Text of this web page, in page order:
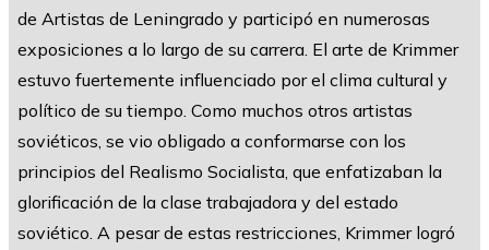
de Artistas de Leningrado y participó en numerosas
exposiciones a lo largo de su carrera. El arte de Krimmer
estuvo fuertemente influenciado por el clima cultural y
político de su tiempo. Como muchos otros artistas
soviéticos, se vio obligado a conformarse con los
principios del Realismo Socialista, que enfatizaban la
glorificación de la clase trabajadora y del estado
soviético. A pesar de estas restricciones, Krimmer logró